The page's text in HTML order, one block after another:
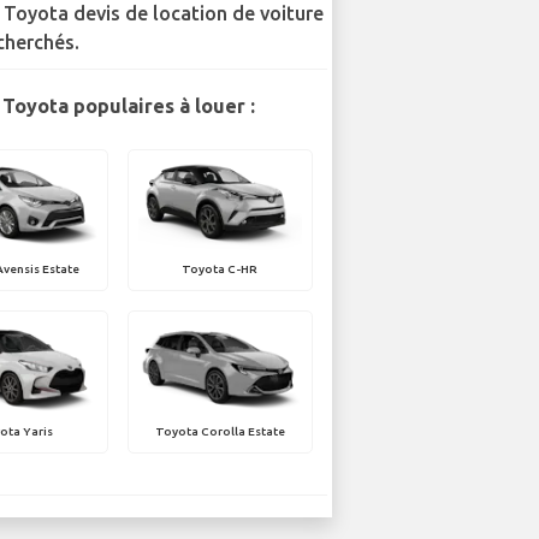
Toyota devis de location de voiture
populaires à louer :
Estate Toyota C-HR
Yaris Toyota Corolla Estate